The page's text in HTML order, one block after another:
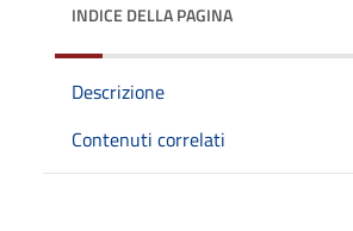
INDICE DELLA PAGINA
Descrizione
Contenuti correlati